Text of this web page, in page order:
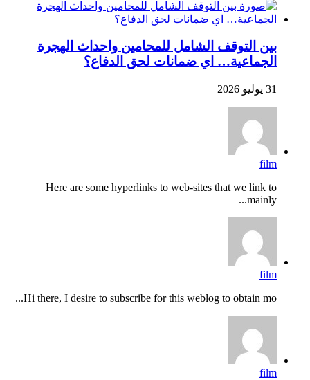
بين التوقف الشامل للمحامين واحداث الهجرة
الجماعية… اي ضمانات لحق الدفاع؟
31 يوليو 2026
film
Here are some hyperlinks to web-sites that we link to
mainly...
film
Hi there, I desire to subscribe for this weblog to obtain mo...
film